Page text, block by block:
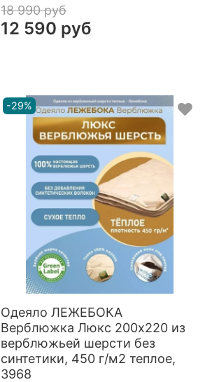
18 990 руб
12 590 руб
-29%
Одеяло ЛЕЖЕБОКА
Верблюжка Люкс 200х220 из
верблюжьей шерсти без
синтетики, 450 г/м2 теплое,
3968